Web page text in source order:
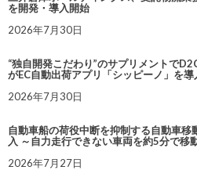
を開発・導入開始
2026年7月30日
“独自開発こだわり”のサプリメントで
がEC自動出荷アプリ「シッピーノ」を導
2026年7月30日
自動車船の荷役中断を抑制する自動車
入 ～自力走行できない車両を約5分で移
2026年7月27日